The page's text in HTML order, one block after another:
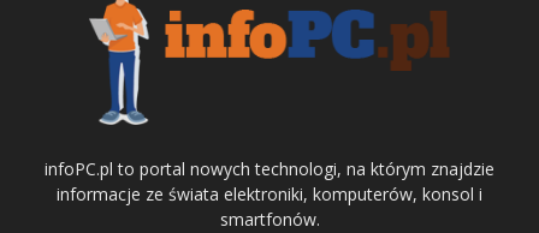
infoPC.pl to portal nowych technologi, na którym znajdzie
informacje ze świata elektroniki, komputerów, konsol i
smartfonów.